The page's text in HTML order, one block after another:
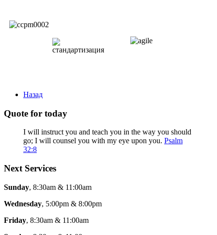
Назад
Quote for today
I will instruct you and teach you in the way you should
go; I will counsel you with my eye upon you. Psalm
32:8
Next Services
Sunday, 8:30am & 11:00am
Wednesday, 5:00pm & 8:00pm
Friday, 8:30am & 11:00am